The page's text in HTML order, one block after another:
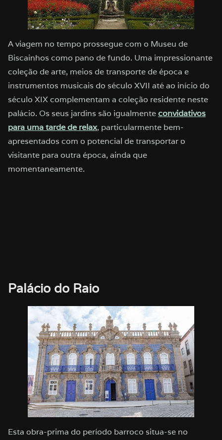
A viagem no tempo prossegue com o Museu de
Biscainhos como pano de fundo. Uma impressionante
coleção de arte, meios de transporte de época e
instrumentos musicais do século XVII até ao início do
século XIX complementam a coleção residente neste
palácio. Os seus jardins são igualmenteconvidativos
para uma tarde de relax, particularmente bem-
apresentados com o potencial de transportar o
visitante para outra época, ainda que
momentaneamente.
Palácio do Raio
Esta obra-prima do período barroco situa-se no